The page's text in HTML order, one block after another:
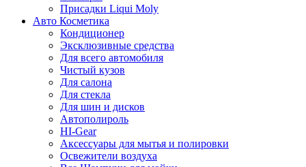
Присадки Liqui Moly
Авто Косметика
Кондиционер
Эксклюзивные средства
Для всего автомобиля
Чистый кузов
Для салона
Для стекла
Для шин и дисков
Автополироль
HI-Gear
Аксессуары для мытья и полировки
Освежители воздуха